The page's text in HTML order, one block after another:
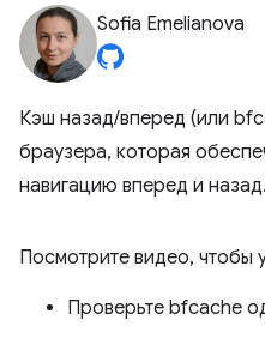
Sofia Emelianova
Кэш назад/вперед (или
браузера, которая
навигацию вперед и назад.
Посмотрите видео, чтобы
Проверьте bfcache